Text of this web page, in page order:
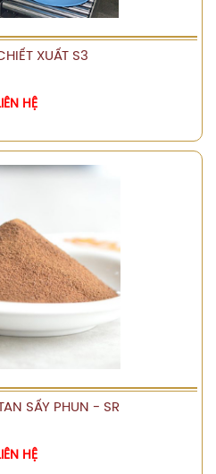
XUẤT S3
HỆ
SẤY PHUN - SR
HỆ